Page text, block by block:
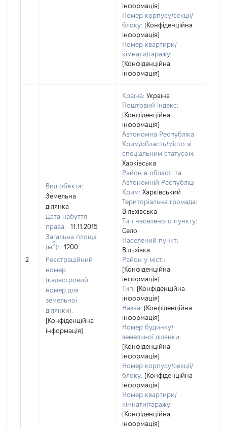
інформація]
Номер корпусу/секції/
блоку: [Конфіденційна
інформація]
Номер квартири/
кімнати/гаражу:
[Конфіденційна
інформація]
2
Вид об'єкта:
Земельна
ділянка
Дата набуття
права:
11.11.2015
Загальна площа
(м2):
1200
Реєстраційний
номер
(кадастровий
номер для
земельної
ділянки):
[Конфіденційна
інформація]
Країна: Україна
Поштовий індекс:
[Конфіденційна
інформація]
Автономна Республіка
Крим/область/місто зі
спеціальним статусом:
Харківська
Район в області та
Автономній Республіці
Крим: Харківський
Територіальна громада:
Вільхівська
Тип населеного пункту:
Село
Населений пункт:
Вільхівка
Район у місті:
[Конфіденційна
інформація]
Тип: [Конфіденційна
інформація]
Назва: [Конфіденційна
інформація]
Номер будинку/
земельної ділянки:
[Конфіденційна
інформація]
Номер корпусу/секції/
блоку: [Конфіденційна
інформація]
Номер квартири/
кімнати/гаражу:
[Конфіденційна
інформація]